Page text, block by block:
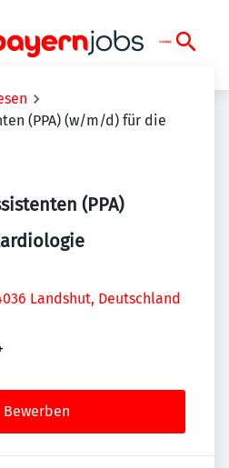
(PPA) (w/m/d) für die
(PPA)
Landshut, Deutschland
Bewerben